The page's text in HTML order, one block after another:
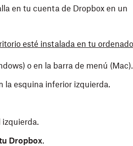
en tu cuenta de Dropbox en un
esté instalada en tu
o en la barra de menú (Mac).
la esquina inferior izquierda.
izquierda.
Dropbox.